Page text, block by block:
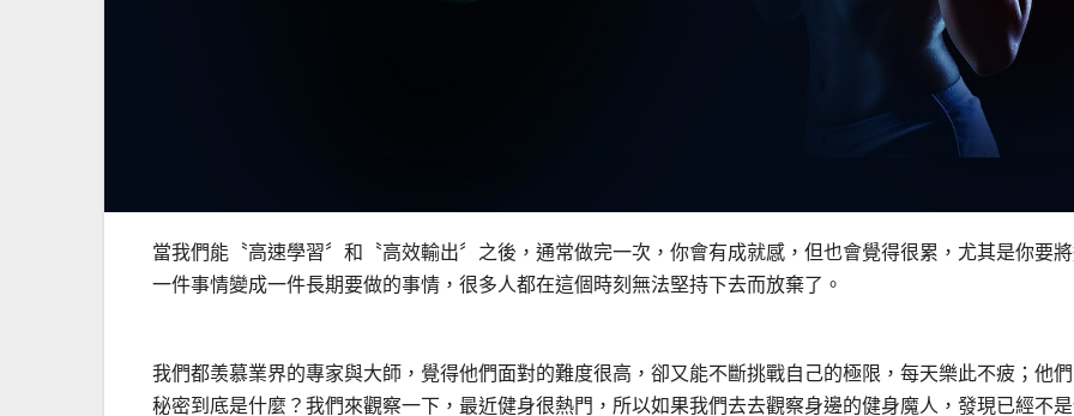
當我們能〝高速學習〞和〝高效輸出〞之後，通常做完一次，你會有成就感，但也會覺得很累，尤其是你要
一件事情變成一件長期要做的事情，很多人都在這個時刻無法堅持下去而放棄了。
我們都羡慕業界的專家與大師，覺得他們面對的難度很高，卻又能不斷挑戰自己的極限，每天樂此不疲；他
秘密到底是什麼？我們來觀察一下，最近健身很熱門，所以如果我們去去觀察身邊的健身魔人，發現已經不